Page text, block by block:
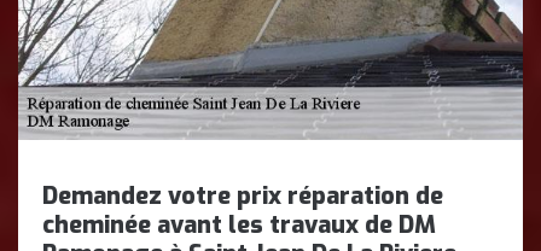
Demandez votre prix réparation de
cheminée avant les travaux de DM